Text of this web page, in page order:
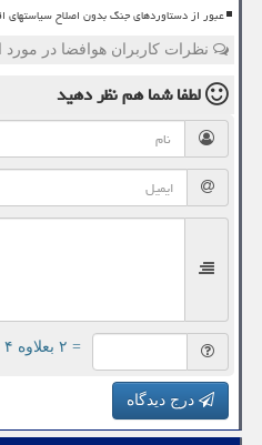
عبور از دستاوردهای جنگ بدون اصلاح سیاستهای
نظرات کاربران هوافضا در
لطفا شما همنظر دهید
= ۲ بعلاوه ۴
درج دیدگاه